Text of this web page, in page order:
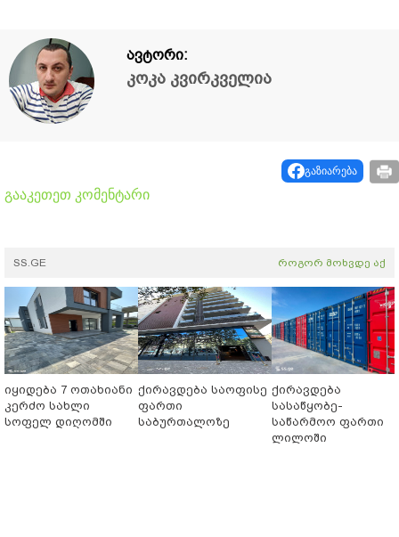
ავტორი:
კოკა კვირკველია
გაზიარება
გააკეთეთ კომენტარი
SS.GE როგორ მოხვდე აქ
იყიდება 7 ოთახიანი
კერძო სახლი
სოფელ დიღომში
ქირავდება საოფისე
ფართი
საბურთალოზე
ქირავდება
სასაწყობე-
საწარმოო ფართი
ლილოში